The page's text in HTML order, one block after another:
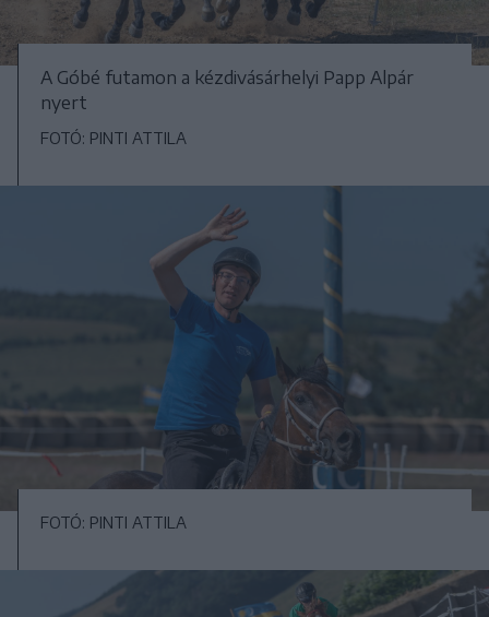
A Góbé futamon a kézdivásárhelyi Papp Alpár
nyert
FOTÓ: PINTI ATTILA
FOTÓ: PINTI ATTILA